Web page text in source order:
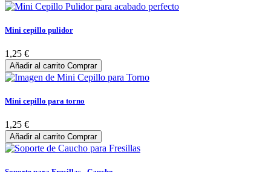
Mini cepillo pulidor
1,25 €
Añadir al carrito Comprar
Mini cepillo para torno
1,25 €
Añadir al carrito Comprar